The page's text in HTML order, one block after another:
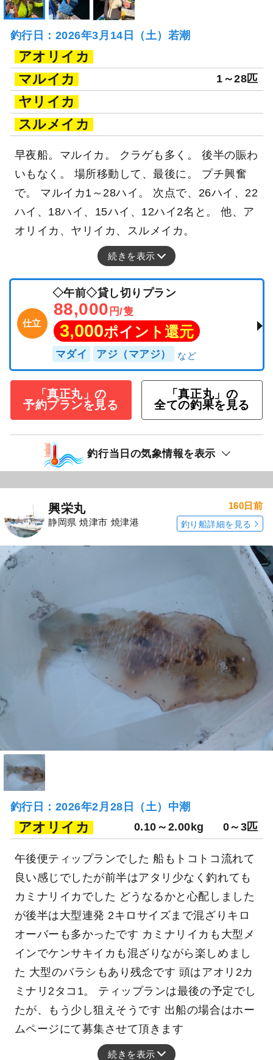
釣行日：2026年3月14日（土）若潮
アオリイカ
マルイカ
1～28匹
ヤリイカ
スルメイカ
早夜船。マルイカ。 クラゲも多く。 後半の賑わ
いもなく。 場所移動して、最後に。 プチ興奮
で。 マルイカ1～28ハイ。 次点で、26ハイ、22
ハイ、18ハイ、15ハイ、12ハイ2名と。 他、ア
オリイカ、ヤリイカ、スルメイカ。
続きを表示
仕立
◇午前◇貸し切りプラン
88,000 円/隻
3,000ポイント還元
マダイ アジ（マアジ）
「真正丸」の
予約プランを見る
「真正丸」の
全ての釣果を見る
釣行当日の気象情報を表示
興栄丸
静岡県 焼津市 焼津港
160日前
釣り船詳細を見る
釣行日：2026年2月28日（土）中潮
アオリイカ 0.10～2.00kg 0～3匹
午後便ティップランでした 船もトコトコ流れて
良い感じでしたが前半はアタリ少なく釣れても
カミナリイカでした どうなるかと心配しました
が後半は大型連発 2キロサイズまで混ざりキロ
オーバーも多かったです カミナリイカも大型メ
インでケンサキイカも混ざりながら楽しめまし
た 大型のバラシもあり残念です 頭はアオリ2カ
ミナリ2タコ1。 ティップランは最後の予定でし
たが、もう少し狙えそうです 出船の場合はホー
ムページにて募集させて頂きます
続きを表示